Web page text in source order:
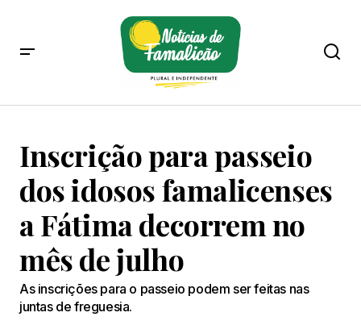
Inscrição para passeio
dos idosos famalicenses
a Fátima decorrem no
mês de julho
As inscrições para o passeio podem ser feitas nas
juntas de freguesia.